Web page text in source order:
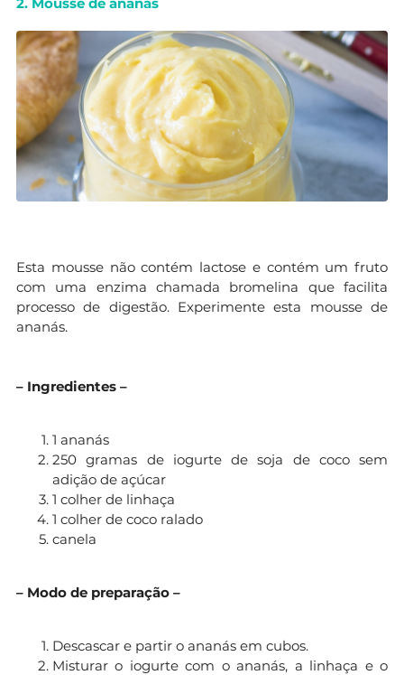
Esta mousse não contém lactose e contém um fruto
com uma enzima chamada bromelina que facilita
processo de digestão. Experimente esta mousse de
ananás.
– Ingredientes –
1 ananás
250 gramas de iogurte de soja de coco sem
adição de açúcar
1 colher de linhaça
1 colher de coco ralado
canela
– Modo de preparação –
Descascar e partir o ananás em cubos.
Misturar o iogurte com o ananás, a linhaça e o